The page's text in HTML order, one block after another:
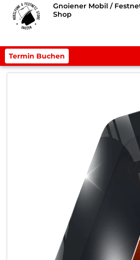
Gnoiener Mobil /
Shop
Termin Buchen